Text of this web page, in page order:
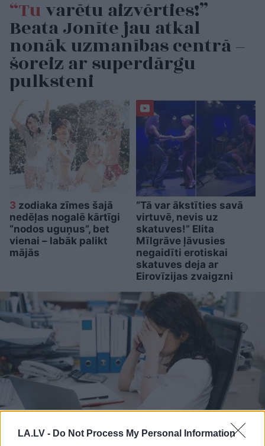
LA.LV - Do Not Process My Personal Information
“Tuvarētu aizvērties!”
Beata Jonīte jau atkal
nonāk uzmanības centrā –
šoreiz ar superdārgu
pulksteni
3 zodiaka zīmes šajā
nedēļas nogalē kārtīgi
“nodos uguņus”, bet
vienai – labāk palikt
mājās
“Tā var ākstīties savā
virtuvē, nevis uz
skatuves!” Elita
Mīlgrāve ļāvusies
negaidīti erotiskai
skatuves deja ar
Eirovīzijas zvaigzni